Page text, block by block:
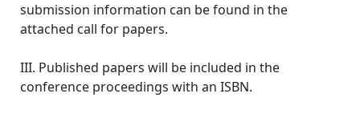
submission information can be found in the
attached call for papers.
III. Published papers will be included in the
conference proceedings with an ISBN.